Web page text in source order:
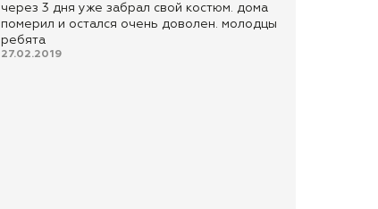
через 3 дня уже забрал свой костюм. дома
померил и остался очень доволен. молодцы
ребята
27.02.2019